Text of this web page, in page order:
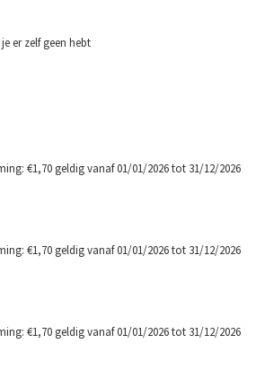
er zelf geen hebt
€1,70 geldig vanaf 01/01/2026 tot 31/12/2026
€1,70 geldig vanaf 01/01/2026 tot 31/12/2026
€1,70 geldig vanaf 01/01/2026 tot 31/12/2026